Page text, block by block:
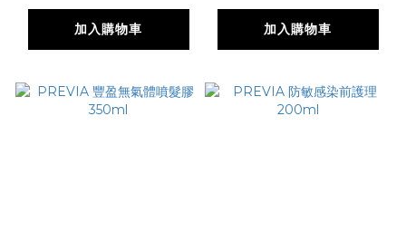
加入購物車 加入購物車